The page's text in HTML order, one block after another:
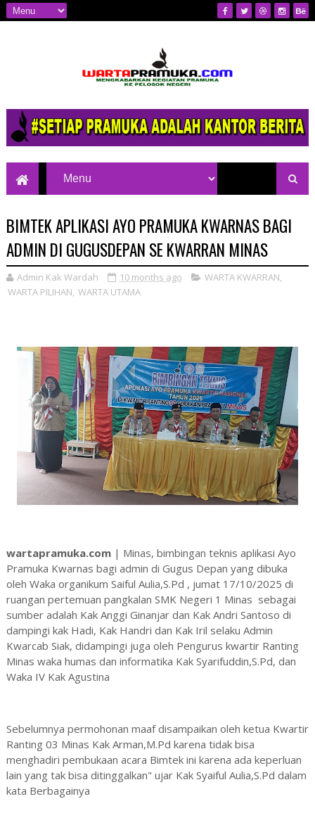
Pelosok Negeri
BIMTEK APLIKASI AYO ​​PRAMUKA KWARNAS BAGI
ADMIN DI GUGUSDEPAN SE KWARRAN MINAS
Admin Kak Wardah 10 months ago WARTA KWARRAN,
WARTA PILIHAN, WARTA UTAMA
wartapramuka.com | Minas, bimbingan teknis aplikasi Ayo
Pramuka Kwarnas bagi admin di Gugus Depan yang dibuka
oleh Waka organikum Saiful Aulia,S.Pd , jumat 17/10/2025 di
ruangan pertemuan pangkalan SMK Negeri 1 Minas sebagai
sumber adalah Kak Anggi Ginanjar dan Kak Andri Santoso di
dampingi kak Hadi, Kak Handri dan Kak Iril selaku Admin
Kwarcab Siak, didampingi juga oleh Pengurus kwartir Ranting
Minas waka humas dan informatika Kak Syarifuddin,S.Pd, dan
Waka IV Kak Agustina
Sebelumnya permohonan maaf disampaikan oleh ketua Kwartir
Ranting 03 Minas Kak Arman,M.Pd karena tidak bisa
menghadiri pembukaan acara Bimtek ini karena ada keperluan
lain yang tak bisa ditinggalkan" ujar Kak Syaiful Aulia,S.Pd dalam
kata Berbagainya